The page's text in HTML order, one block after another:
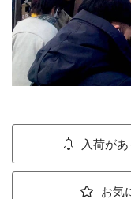
入荷が
お気